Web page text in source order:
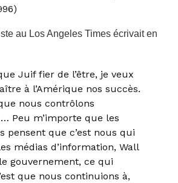
au Los Angeles Times écrivait en
Juif fier de l’être, je veux
à l’Amérique nos succès.
nous contrôlons
Peu m’importe que les
pensent que c’est nous qui
médias d’information, Wall
gouvernement, ce qui
que nous continuions à,